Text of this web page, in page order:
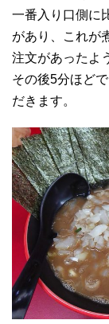
一番入り口側に
があり、これが
注文があったよ
その後5分ほど
だきます。